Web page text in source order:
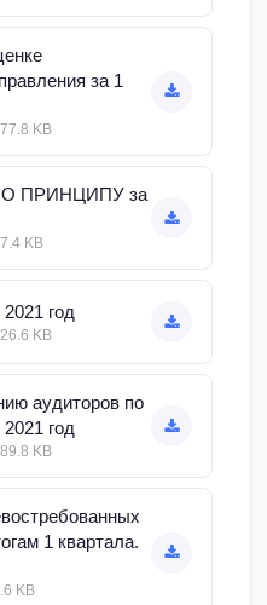
за 1
KB
ПРИНЦИПУ за
KB
год
KB
аудиторов по
год
KB
1 квартала.
KB